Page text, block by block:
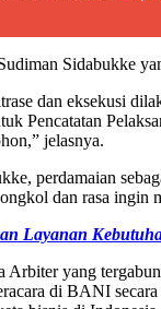
Sidabukke
dan eksekusi
Pencatatan
jelasnya.
perdamaian
dan rasa ingin
Layanan
Arbiter yang
di BANI